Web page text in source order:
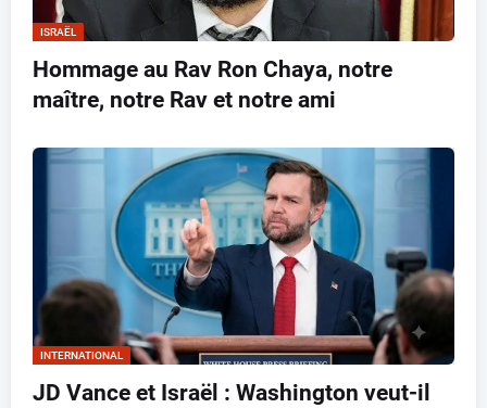
ISRAËL
Hommage au Rav Ron Chaya, notre
maître, notre Rav et notre ami
INTERNATIONAL
JD Vance et Israël : Washington veut-il